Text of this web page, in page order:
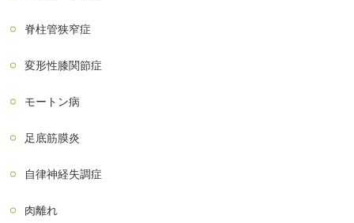
脊柱管狭窄症
変形性膝関節症
モートン病
足底筋膜炎
自律神経失調症
肉離れ